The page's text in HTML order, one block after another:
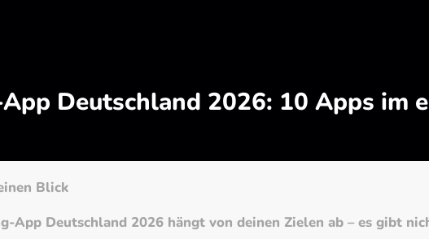
Deutschland 2026: 10 Apps im
Blick
App Deutschland 2026 hängt von deinen Zielen ab – es gibt